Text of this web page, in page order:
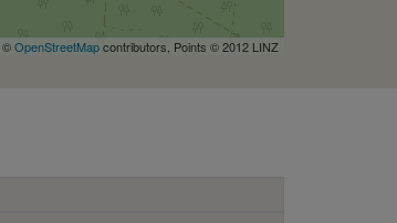
©OpenStreetMapcontributors, Points © 2012 LINZ